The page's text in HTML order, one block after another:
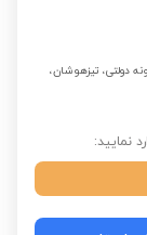
دولتی، تیزهوشان،
نمایید: